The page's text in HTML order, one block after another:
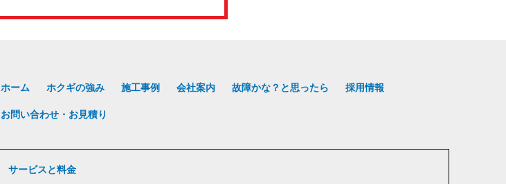
ホーム ホクギの強み 施工事例 会社案内 故障かな？と思ったら 採用情報
お問い合わせ・お見積り
サービスと料金